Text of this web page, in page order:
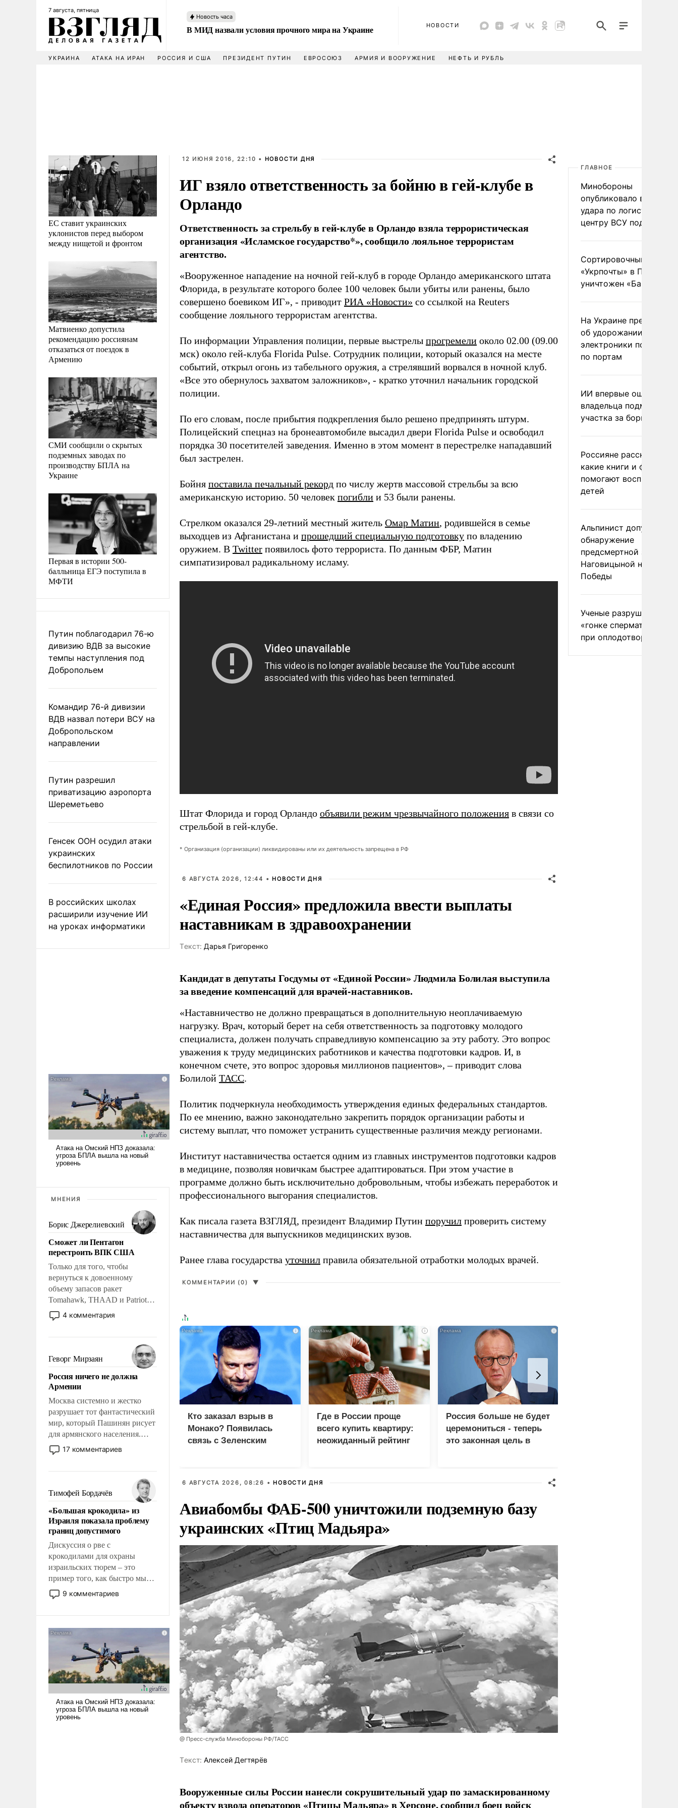
7 августа, пятница
Новость часа
В МИД назвали условия прочного мира на Украине НОВОСТИ
УКРАИНА АТАКА НА ИРАН РОССИЯ И США ПРЕЗИДЕНТ ПУТИН ЕВРОСОЮЗ АРМИЯ И ВООРУЖЕНИЕ НЕФТЬ И РУБЛЬ
ЕС ставит украинских
уклонистов перед выбором
между нищетой и фронтом
Матвиенко допустила
рекомендацию россиянам
отказаться от поездок в
Армению
СМИ сообщили о скрытых
подземных заводах по
производству БПЛА на
Украине
Первая в истории 500-
балльница ЕГЭ поступила в
МФТИ
Путин поблагодарил 76-ю
дивизию ВДВ за высокие
темпы наступления под
Добропольем
Командир 76-й дивизии
ВДВ назвал потери ВСУ на
Добропольском
направлении
Путин разрешил
приватизацию аэропорта
Шереметьево
Генсек ООН осудил атаки
украинских
беспилотников по России
В российских школах
расширили изучение ИИ
на уроках информатики
МНЕНИЯ
Борис Джерелиевский
Сможет ли Пентагон
перестроить ВПК США
Только для того, чтобы
вернуться к довоенному
объему запасов ракет
Tomahawk, THAAD и Patriot
США потребуется более трех
лет. Даже небольшая война с
Сложившаяся ситуация
означает многолетний период
уязвимости США, например,
перед Китаем.
4 комментария
Геворг Мирзаян
Россия ничего не должна
Армении
Москва системно и жестко
разрушает тот фантастический
мир, который Пашинян рисует
для армянского населения.
Мир, где политические
прожекты будут безусловно
налогоплательщиков и где
Еревану за свои поступки не
нужно отвечать.
17 комментариев
Тимофей Бордачёв
«Большая крокодила» из
Израиля показала проблему
границ допустимого
Дискуссия о рве с
крокодилами для охраны
израильских тюрем – это
пример того, как быстро мы
двигаемся по пути
революционных изменений.
псевдонаучной фантастики,
стало всерьез обсуждаемой
9 комментариев
12 ИЮНЯ 2016, 22:10 • НОВОСТИ ДНЯ
ИГ взяло ответственность за бойню в гей-клубе в
Орландо
Ответственность за стрельбу в гей-клубе в Орландо взяла террористическая
организация «Исламское государство*», сообщило лояльное террористам
агентство.
«Вооруженное нападение на ночной гей-клуб в городе Орландо американского штата
Флорида, в результате которого более 100 человек были убиты или ранены, было
совершено боевиком ИГ», - приводит РИА «Новости» со ссылкой на Reuters
сообщение лояльного террористам агентства.
По информации Управления полиции, первые выстрелы прогремели около 02.00 (09.00
мск) около гей-клуба Florida Pulse. Сотрудник полиции, который оказался на месте
событий, открыл огонь из табельного оружия, а стрелявший ворвался в ночной клуб.
«Все это обернулось захватом заложников», - кратко уточнил начальник городской
полиции.
По его словам, после прибытия подкрепления было решено предпринять штурм.
Полицейский спецназ на бронеавтомобиле высадил двери Florida Pulse и освободил
порядка 30 посетителей заведения. Именно в этом момент в перестрелке нападавший
был застрелен.
Бойня поставила печальный рекорд по числу жертв массовой стрельбы за всю
американскую историю. 50 человек погибли и 53 были ранены.
Стрелком оказался 29-летний местный житель Омар Матин, родившейся в семье
выходцев из Афганистана и прошедший специальную подготовку по владению
оружием. В Twitter появилось фото террориста. По данным ФБР, Матин
симпатизировал радикальному исламу.
Штат Флорида и город Орландо объявили режим чрезвычайного положения в связи со
стрельбой в гей-клубе.
* Организация (организации) ликвидированы или их деятельность запрещена в РФ
6 АВГУСТА 2026, 12:44 • НОВОСТИ ДНЯ
«Единая Россия» предложила ввести выплаты
наставникам в здравоохранении
Tекст: Дарья Григоренко
Кандидат в депутаты Госдумы от «Единой России» Людмила Болилая выступила
за введение компенсаций для врачей-наставников.
«Наставничество не должно превращаться в дополнительную неоплачиваемую
нагрузку. Врач, который берет на себя ответственность за подготовку молодого
специалиста, должен получать справедливую компенсацию за эту работу. Это вопрос
уважения к труду медицинских работников и качества подготовки кадров. И, в
конечном счете, это вопрос здоровья миллионов пациентов», – приводит слова
Болилой ТАСС.
Политик подчеркнула необходимость утверждения единых федеральных стандартов.
По ее мнению, важно законодательно закрепить порядок организации работы и
систему выплат, что поможет устранить существенные различия между регионами.
Институт наставничества остается одним из главных инструментов подготовки кадров
в медицине, позволяя новичкам быстрее адаптироваться. При этом участие в
программе должно быть исключительно добровольным, чтобы избежать переработок и
профессионального выгорания специалистов.
Как писала газета ВЗГЛЯД, президент Владимир Путин поручил проверить систему
наставничества для выпускников медицинских вузов.
Ранее глава государства уточнил правила обязательной отработки молодых врачей.
КОММЕНТАРИИ (0) ▼
i
Кто заказал взрыв в
Монако? Появилась
связь с Зеленским
i
Где в России проще
всего купить квартиру:
неожиданный рейтинг
i
Россия больше не будет
церемониться - теперь
это законная цель в
6 АВГУСТА 2026, 08:26 • НОВОСТИ ДНЯ
Авиабомбы ФАБ-500 уничтожили подземную базу
украинских «Птиц Мадьяра»
@ Пресс-служба Минобороны РФ/ТАСС
Tекст: Алексей Дегтярёв
Вооруженные силы России нанесли сокрушительный удар по замаскированному
объекту взвода операторов «Птицы Мадьяра» в Херсоне, сообщил боец войск
ГЛАВНОЕ
Минобороны
опубликовало видео
удара по
центру ВСУ под Киевом
Сортировочный пункт
«Укрпочты» в
уничтожен
На Украине
об удорожании
электроники после
по портам
ИИ впервые
владельца
участка за борщевик
Россияне рассказали,
какие книги и фильмы
помогают воспитывать
детей
Альпинист допустил
обнаружение
предсмертной записки
Наговицыной на пике
Победы
Ученые разрушили миф
«гонке
при оплодотворении